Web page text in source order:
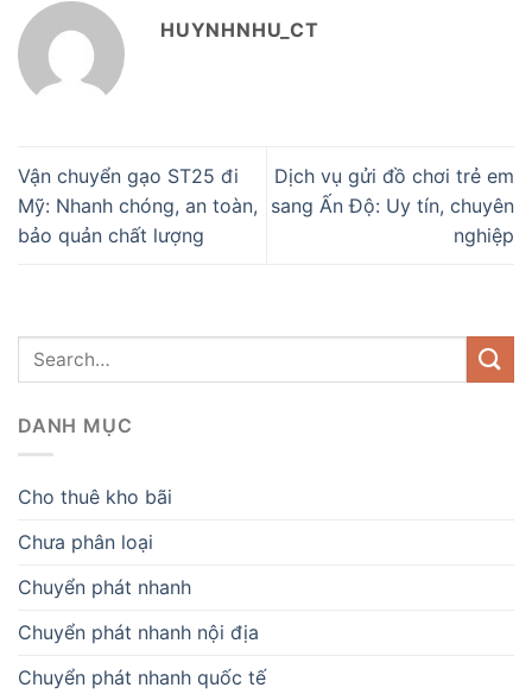
HUYNHNHU_CT
Vận chuyển gạo ST25 đi
Mỹ: Nhanh chóng, an toàn,
bảo quản chất lượng
Dịch vụ gửi đồ chơi trẻ em
sang Ấn Độ: Uy tín, chuyên
nghiệp
DANH MỤC
Cho thuê kho bãi
Chưa phân loại
Chuyển phát nhanh
Chuyển phát nhanh nội địa
Chuyển phát nhanh quốc tế